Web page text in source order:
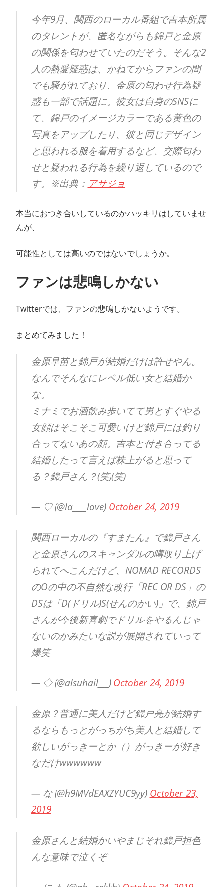
今年9月、関西のローカル番組で吉本所属
のタレントが、匿名ながらも錦戸と金原
の関係を匂わせていたのだそう。そんな2
人の熱愛疑惑は、かねてからファンの間
でも騒がれており、金原の匂わせ行為疑
惑も一部で話題に。彼女は自身のSNSに
て、錦戸のイメージカラーである黄色の
写真をアップしたり、彼と同じデザイン
と思われる服を着用するなど、交際匂わ
せと疑われる行為を繰り返しているので
す。※出典： アサジョ
本当におつき合いしているのかハッキリはしていませ
んが、
可能性としては高いのではないでしょうか。
ファンは悲鳴しかない
Twitterでは、ファンの悲鳴しかないようです。
まとめてみました！
金原早苗と錦戸が結婚だけは許せやん。
なんでそんなにレベル低い女と結婚か
な。
ミナミでお酒飲み歩いてて男とすぐやる
女顔はそこそこ可愛いけど錦戸には釣り
合ってないあの顔。吉本と付き合ってる
結婚したって言えば株上がると思って
る？錦戸さん？(笑)(笑)
— ♡ (@la____love) October 24, 2019
関西ローカルの『すまたん』で錦戸さん
と金原さんのスキャンダルの噂取り上げ
られてへこんだけど、NOMAD RECORDS
のOの中の不自然な改行「REC OR DS」の
DSは「D(ドリル)S(せんのかい)」で、錦戸
さんが今後新喜劇でドリルをやるんじゃ
ないのかみたいな説が展開されていって
爆笑
— ◇ (@alsuhail___) October 24, 2019
金原？普通に美人だけど錦戸亮が結婚す
るならもっとがっちがち美人と結婚して
欲しいがっきーとか（）がっきーが好き
なだけwwwwww
— な (@h9MVdEAXZYUC9yy) October 23,
2019
金原さんと結婚かいやまじそれ錦戸担色
んな意味で泣くぞ